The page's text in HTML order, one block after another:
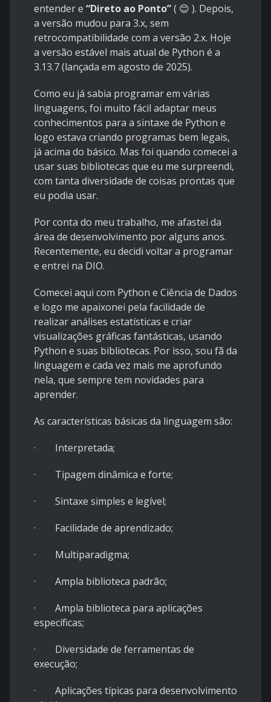
entender e “Direto ao Ponto”( 😊 ). Depois,
a versão mudou para 3.x, sem
retrocompatibilidade com a versão 2.x. Hoje
a versão estável mais atual de Python é a
3.13.7 (lançada em agosto de 2025).
Como eu já sabia programar em várias
linguagens, foi muito fácil adaptar meus
conhecimentos para a sintaxe de Python e
logo estava criando programas bem legais,
já acima do básico. Mas foi quando comecei a
usar suas bibliotecas que eu me surpreendi,
com tanta diversidade de coisas prontas que
eu podia usar.
Por conta do meu trabalho, me afastei da
área de desenvolvimento por alguns anos.
Recentemente, eu decidi voltar a programar
e entrei na DIO.
Comecei aqui com Python e Ciência de Dados
e logo me apaixonei pela facilidade de
realizar análises estatísticas e criar
visualizações gráficas fantásticas, usando
Python e suas bibliotecas. Por isso, sou fã da
linguagem e cada vez mais me aprofundo
nela, que sempre tem novidades para
aprender.
As características básicas da linguagem são:
· Interpretada;
· Tipagem dinâmica e forte;
· Sintaxe simples e legível;
· Facilidade de aprendizado;
· Multiparadigma;
· Ampla biblioteca padrão;
· Ampla biblioteca para aplicações
específicas;
· Diversidade de ferramentas de
execução;
· Aplicações típicas para desenvolvimento